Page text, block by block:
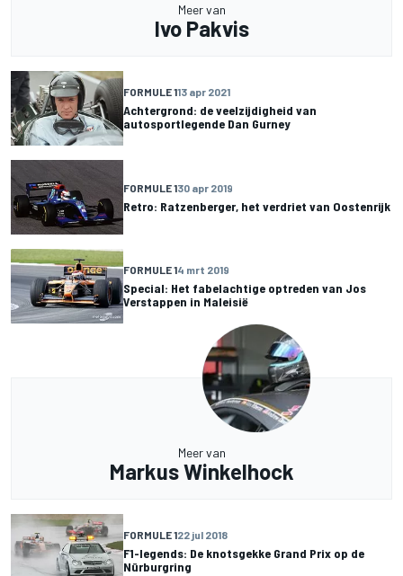
Meer van
Ivo Pakvis
FORMULE 113 apr 2021
Achtergrond: de veelzijdigheid van
autosportlegende Dan Gurney
FORMULE 130 apr 2019
Retro: Ratzenberger, het verdriet van Oostenrijk
FORMULE 14 mrt 2019
Special: Het fabelachtige optreden van Jos
Verstappen in Maleisië
Meer van
Markus Winkelhock
FORMULE 122 jul 2018
F1-legends: De knotsgekke Grand Prix op de
Nürburgring